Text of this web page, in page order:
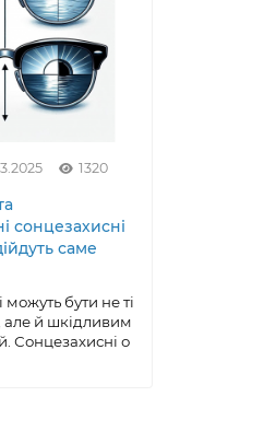
1320
сонцезахисні
саме
бути не ті
але й шкідливим
Сонцезахисні о